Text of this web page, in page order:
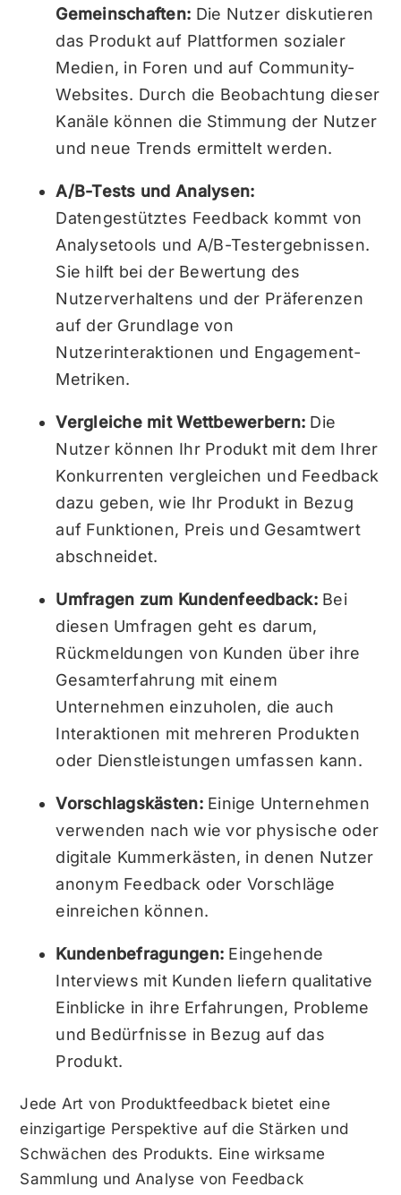
Gemeinschaften: Die Nutzer diskutieren
das Produkt auf Plattformen sozialer
Medien, in Foren und auf Community-
Websites. Durch die Beobachtung dieser
Kanäle können die Stimmung der Nutzer
und neue Trends ermittelt werden.
A/B-Tests und Analysen:
Datengestütztes Feedback kommt von
Analysetools und A/B-Testergebnissen.
Sie hilft bei der Bewertung des
Nutzerverhaltens und der Präferenzen
auf der Grundlage von
Nutzerinteraktionen und Engagement-
Metriken.
Vergleiche mit Wettbewerbern: Die
Nutzer können Ihr Produkt mit dem Ihrer
Konkurrenten vergleichen und Feedback
dazu geben, wie Ihr Produkt in Bezug
auf Funktionen, Preis und Gesamtwert
abschneidet.
Umfragen zum Kundenfeedback: Bei
diesen Umfragen geht es darum,
Rückmeldungen von Kunden über ihre
Gesamterfahrung mit einem
Unternehmen einzuholen, die auch
Interaktionen mit mehreren Produkten
oder Dienstleistungen umfassen kann.
Vorschlagskästen: Einige Unternehmen
verwenden nach wie vor physische oder
digitale Kummerkästen, in denen Nutzer
anonym Feedback oder Vorschläge
einreichen können.
Kundenbefragungen: Eingehende
Interviews mit Kunden liefern qualitative
Einblicke in ihre Erfahrungen, Probleme
und Bedürfnisse in Bezug auf das
Produkt.
Jede Art von Produktfeedback bietet eine
einzigartige Perspektive auf die Stärken und
Schwächen des Produkts. Eine wirksame
Sammlung und Analyse von Feedback